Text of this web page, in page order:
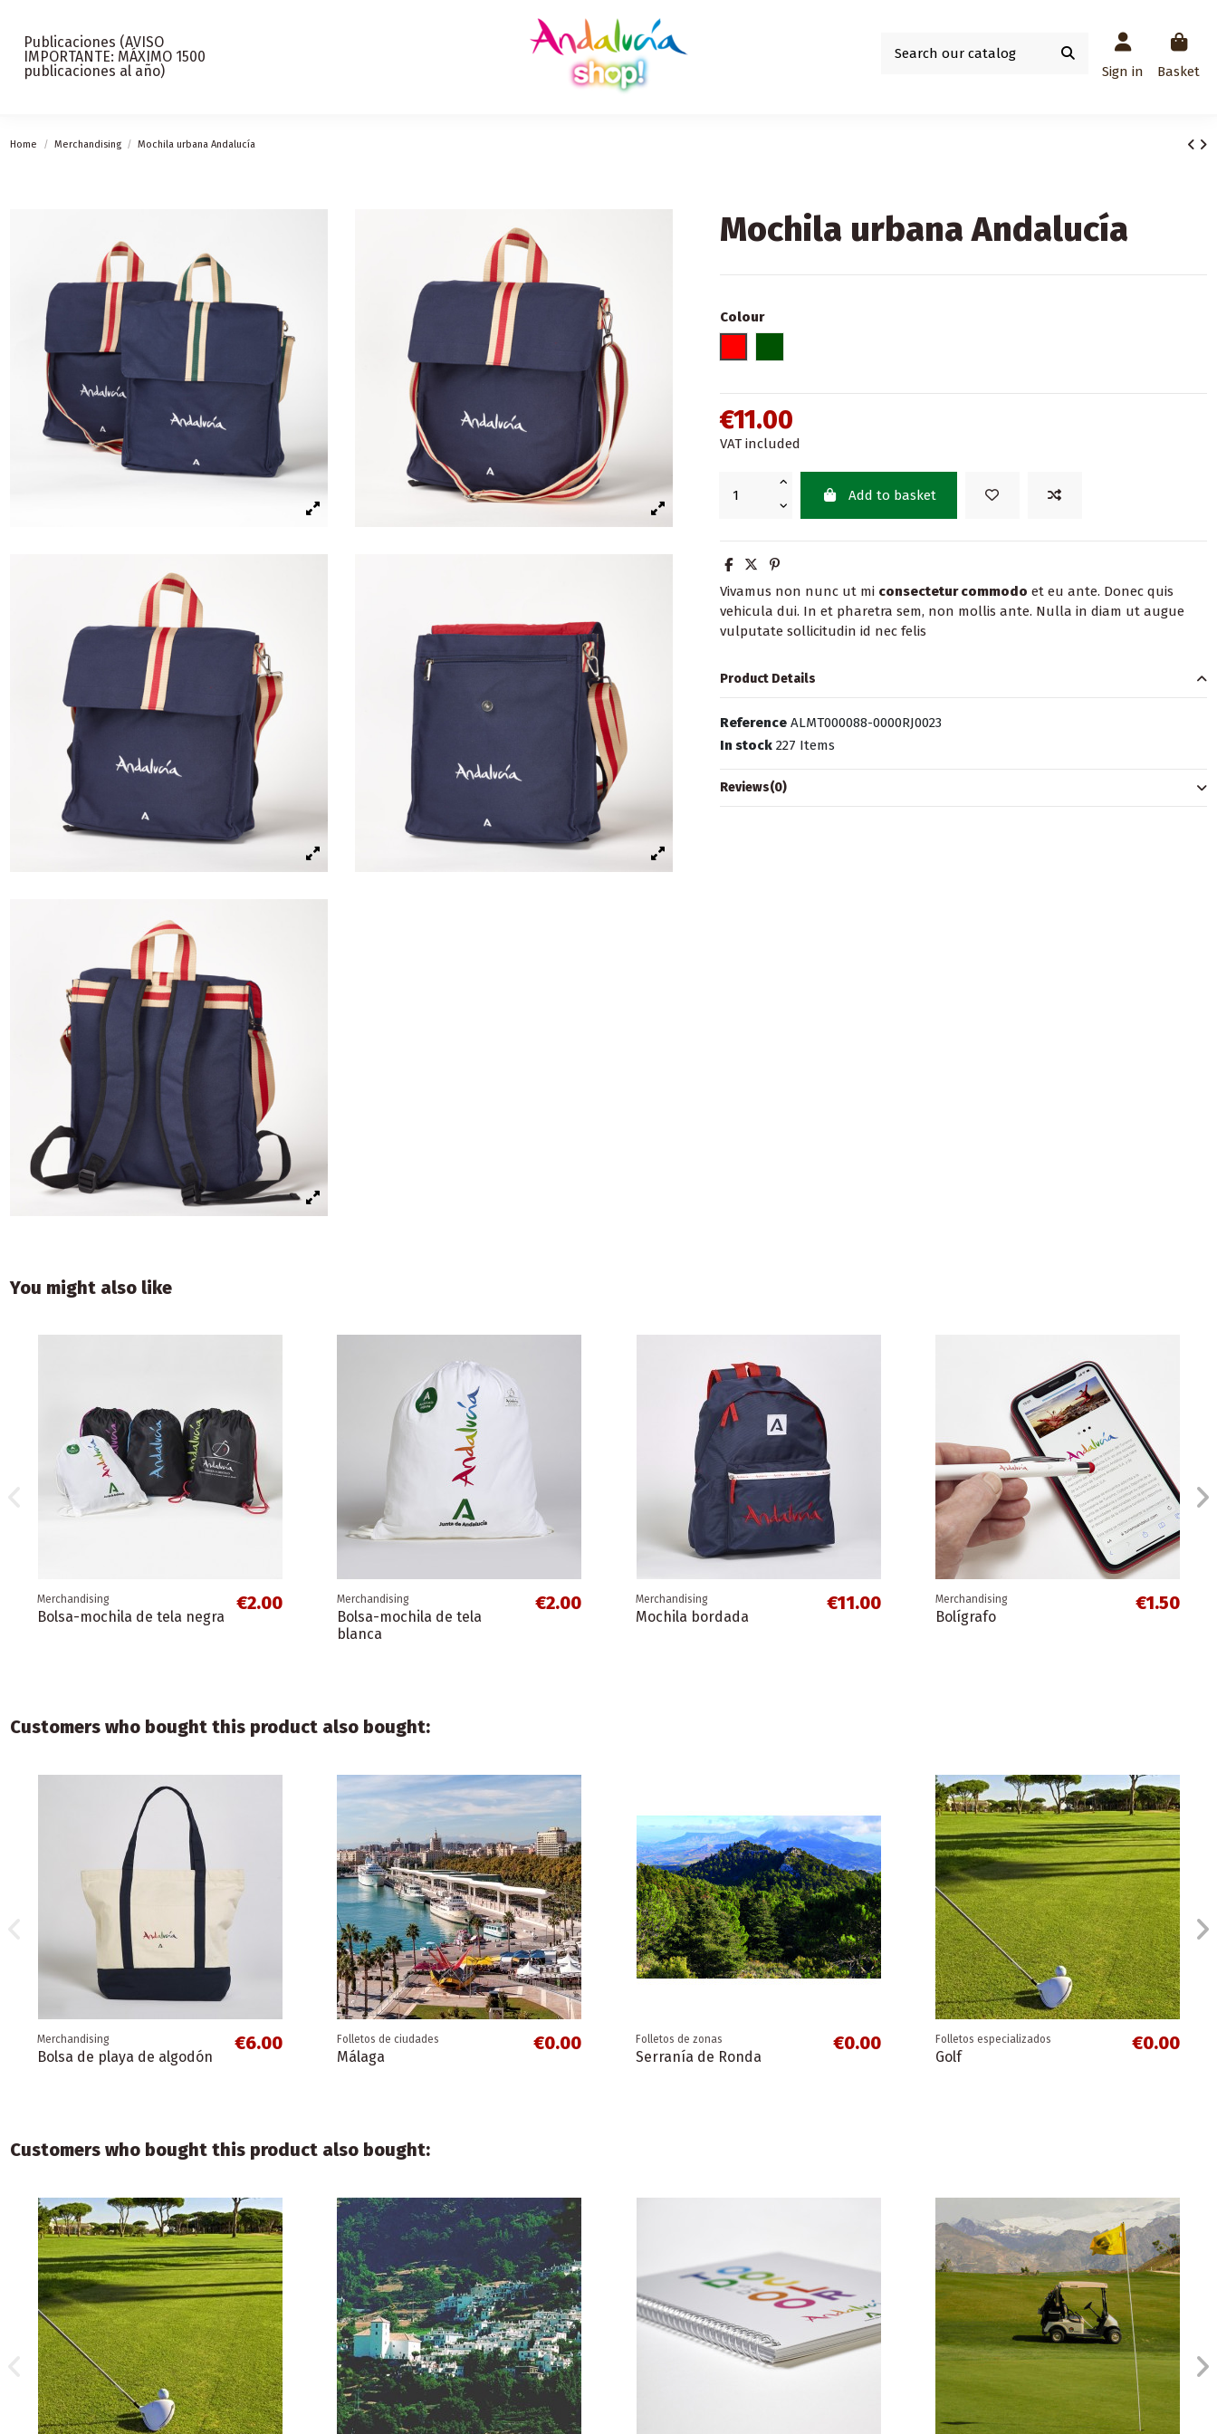
Publicaciones (AVISO
IMPORTANTE: MÁXIMO 1500
publicaciones al año)
Sign in Basket
Home Merchandising Mochila urbana Andalucía
Mochila urbana Andalucía
Colour
€11.00
VAT included
Add to basket
Vivamus non nunc ut mi consectetur commodo et eu ante. Donec quis
vehicula dui. In et pharetra sem, non mollis ante. Nulla in diam ut augue
vulputate sollicitudin id nec felis
Product Details
Reference ALMT000088-0000RJ0023
In stock 227 Items
Reviews(0)
You might also like
Merchandising
Bolsa-mochila de tela negra
€2.00 Merchandising
Bolsa-mochila de tela
blanca
€2.00 Merchandising
Mochila bordada
€11.00 Merchandising
Bolígrafo
€1.50
Bolígrafo negro
Merchandising
Libreta A5
€2.50
Customers who bought this product also bought:
Merchandising
Bolsa de playa de algodón
€6.00 Folletos de ciudades
Málaga
€0.00 Folletos de zonas
Serranía de Ronda
€0.00 Folletos especializados
Golf
€0.00
Folletos provinciales
Provincia de Málaga
€0.00 Folletos especializados
Flamenco
€0.00 €0.00
Customers who bought this product also bought: